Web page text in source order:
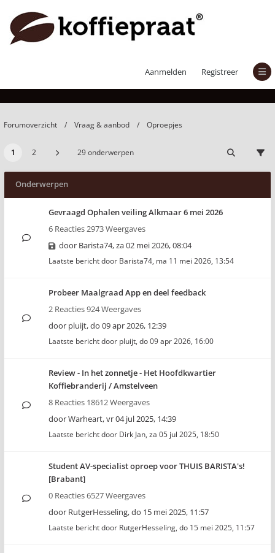
Aanmelden Registreer
Forumoverzicht Vraag & aanbod Oproepjes
1 2 29 onderwerpen
Onderwerpen
Gevraagd Ophalen veiling Alkmaar 6 mei 2026
6 Reacties 2973 Weergaves
door Barista74,za 02 mei 2026, 08:04
Laatste bericht door Barista74, ma 11 mei 2026, 13:54
Probeer Maalgraad App en deel feedback
2 Reacties 924 Weergaves
door pluijt,do 09 apr 2026, 12:39
Laatste bericht door pluijt, do 09 apr 2026, 16:00
Review - In het zonnetje - Het Hoofdkwartier
Koffiebranderij / Amstelveen
8 Reacties 18612 Weergaves
doorWarheart,vr 04 jul 2025, 14:39
Laatste bericht door Dirk Jan, za 05 jul 2025, 18:50
Student AV-specialist oproep voor THUIS BARISTA's!
[Brabant]
0 Reacties 6527 Weergaves
door RutgerHesseling,do 15 mei 2025, 11:57
Laatste bericht door RutgerHesseling, do 15 mei 2025, 11:57